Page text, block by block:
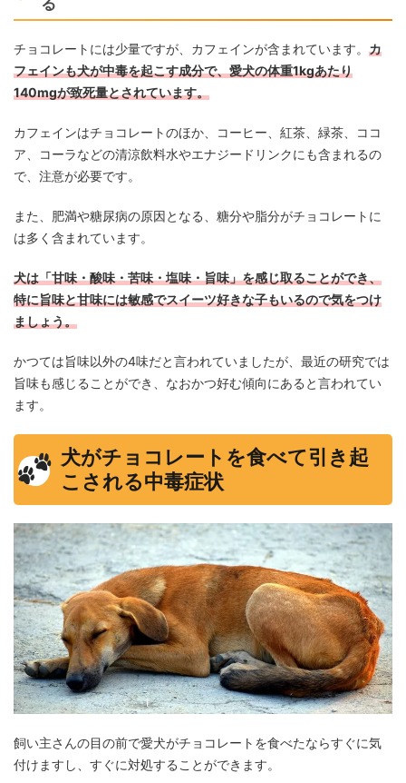
チョコレートには少量ですが、カフェインが含まれています。 カ
フェインも犬が中毒を起こす成分で、愛犬の体重1kgあたり
140mgが致死量とされています。
カフェインはチョコレートのほか、コーヒー、紅茶、緑茶、ココ
ア、コーラなどの清涼飲料水やエナジードリンクにも含まれるの
で、注意が必要です。
また、肥満や糖尿病の原因となる、糖分や脂分がチョコレートに
は多く含まれています。
犬は「甘味・酸味・苦味・塩味・旨味」を感じ取ることができ、
特に旨味と甘味には敏感でスイーツ好きな子もいるので気をつけ
ましょう。
かつては旨味以外の4味だと言われていましたが、最近の研究では
旨味も感じることができ、なおかつ好む傾向にあると言われてい
ます。
犬がチョコレートを食べて引き起
こされる中毒症状
飼い主さんの目の前で愛犬がチョコレートを食べたならすぐに気
付けますし、すぐに対処することができます。